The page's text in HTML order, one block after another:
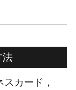
法
カード，